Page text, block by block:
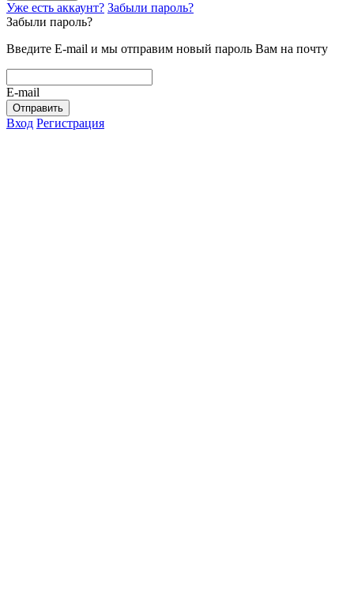
Уже есть аккаунт? Забыли пароль?
Забыли пароль?
Введите E-mail и мы отправим новый пароль Вам на почту
E-mail
Отправить
Вход Регистрация